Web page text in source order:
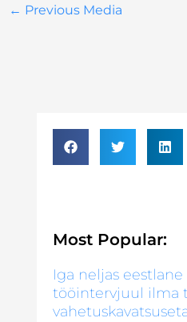
← Previous Media
Most Popular:
Iga neljas
tööintervjuul ilma